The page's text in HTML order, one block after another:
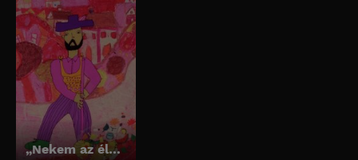
„Nekem az élet teccik nagyon”